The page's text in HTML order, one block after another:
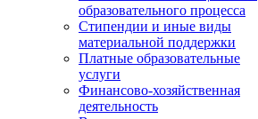
образовательного процесса
Стипендии и иные виды
материальной поддержки
Платные образовательные
услуги
Финансово-хозяйственная
деятельность